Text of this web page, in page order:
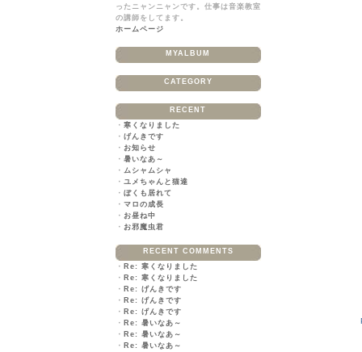
ったニャンニャンです。仕事は音楽教室
の講師をしてます。
ホームページ
MYALBUM
CATEGORY
RECENT
・ 寒くなりました
・ げんきです
・ お知らせ
・ 暑いなあ～
・ ムシャムシャ
・ ユメちゃんと猫達
・ ぼくも居れて
・ マロの成長
・ お昼ね中
・ お邪魔虫君
RECENT COMMENTS
・ Re: 寒くなりました
・ Re: 寒くなりました
・ Re: げんきです
・ Re: げんきです
・ Re: げんきです
・ Re: 暑いなあ～
・ Re: 暑いなあ～
・ Re: 暑いなあ～